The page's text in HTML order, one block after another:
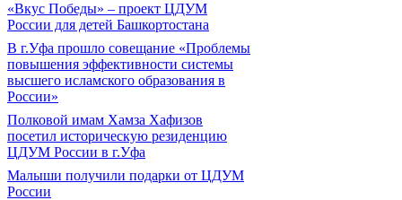
«Вкус Победы» – проект ЦДУМ
России для детей Башкортостана
В г.Уфа прошло совещание «Проблемы
повышения эффективности системы
высшего исламского образования в
России»
Полковой имам Хамза Хафизов
посетил историческую резиденцию
ЦДУМ России в г.Уфа
Малыши получили подарки от ЦДУМ
России